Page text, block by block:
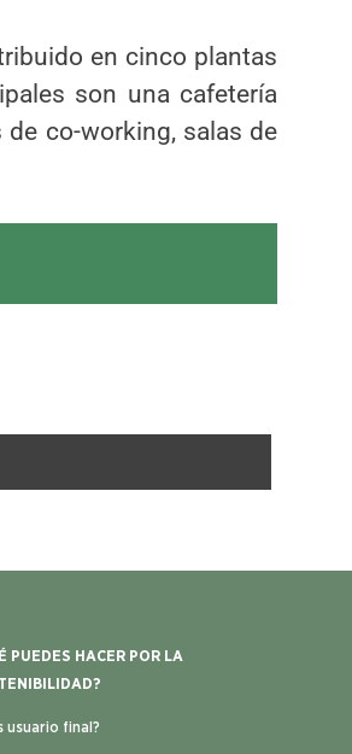
en cinco plantas
son una cafetería
co-working, salas de
PUEDES HACER POR LA
usuario final?